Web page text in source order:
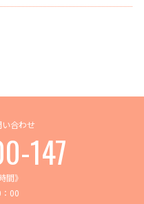
合わせ
147
間》
00